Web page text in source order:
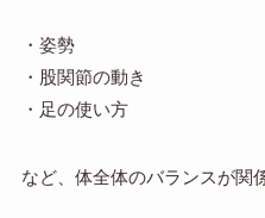
・姿勢
・股関節の動き
・足の使い方
など、体全体のバランスが関